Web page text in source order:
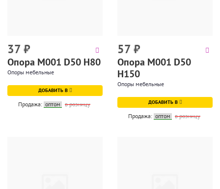
37₽
Опора М001 D50 H80
Опоры мебельные
ДОБАВИТЬ В
Продажа: оптом в розницу
57₽
Опора М001 D50
H150
Опоры мебельные
ДОБАВИТЬ В
Продажа: оптом в розницу